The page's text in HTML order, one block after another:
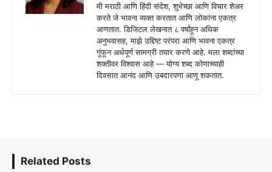
मी मराठी आणि हिंदी संदेश, शुभेच्छा आणि विचार शेअर
करते जे भावना व्यक्त करतात आणि लोकांना एकत्र
आणतात. डिजिटल लेखनात ८ वर्षांहून अधिक
अनुभवासह, माझे उद्दिष्ट परंपरा आणि भावना एकत्र
गुंफून अर्थपूर्ण सामग्री तयार करणे आहे. मला शब्दांच्या
शक्तीवर विश्वास आहे — योग्य शब्द कोणाच्याही
दिवसात आनंद आणि उबदारपणा आणू शकतात.
Related Posts